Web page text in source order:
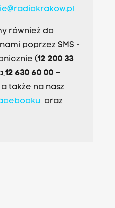
również do
poprzez SMS -
(12 200 33
12 630 60 00 –
także na nasz
oraz